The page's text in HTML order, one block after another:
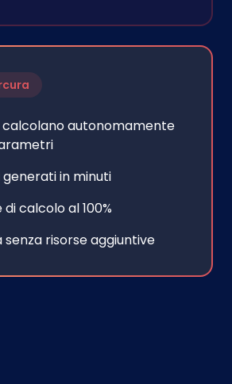
calcolano autonomamente
in minuti
calcolo al 100%
senza risorse aggiuntive